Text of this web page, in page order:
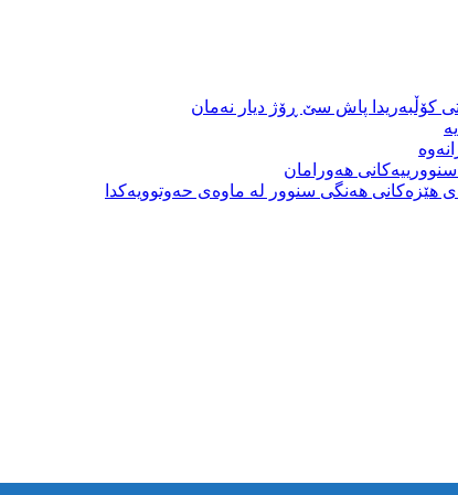
کۆڵبەریدا پاش سێ ڕۆژ دیار نەمان
هەورامان
هێزەکانی هەنگی سنوور لە ماوەی حەوتوویەکدا